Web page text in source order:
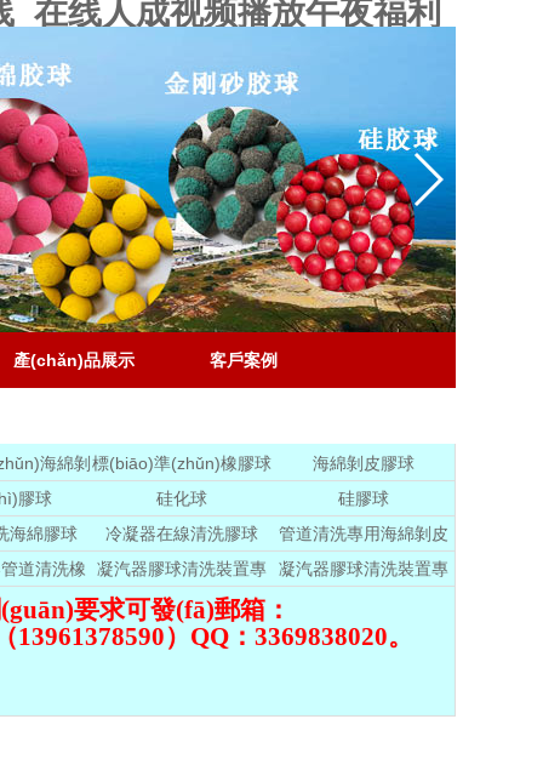
在线人成视频播放午夜福利
產(chǎn)品展示 客戶案例
海綿剝
球
標(biāo)準(zhǔn)橡膠球
海綿剝皮膠球
膠球 硅化球
硅膠球
海綿膠球 冷凝器在線清洗膠球
管道清洗專用海綿剝皮
膠球
道清洗橡
凝汽器膠球清洗裝置專
用剝皮膠球
凝汽器膠球清洗裝置專
要求可發(fā)郵箱：
）QQ：3369838020。